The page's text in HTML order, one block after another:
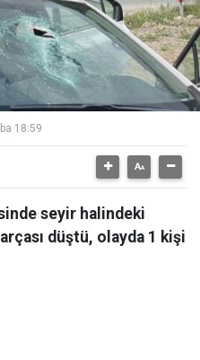
18:59
seyir halindeki
düştü, olayda 1 kişi